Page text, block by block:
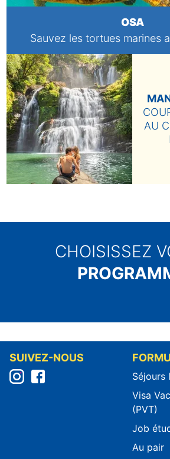
OSA
Sauvez les tortues marines
AU
CHOISISSEZ
SUIVEZ-NOUS
Séjours
Visa
(PVT)
Job
Au pair